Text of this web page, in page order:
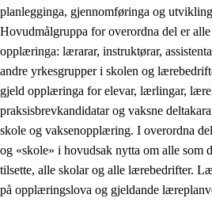
planlegginga, gjennomføringa og
Hovudmålgruppa for overordna del er
opplæringa: lærarar, instruktørar,
andre yrkesgrupper i skolen og
gjeld opplæringa for elevar, lærlingar,
praksisbrevkandidatar og vaksne
skole og vaksenopplæring. I overordna
og «skole» i hovudsak nytta om alle som
tilsette, alle skolar og alle lærebedrifter.
på opplæringslova og gjeldande